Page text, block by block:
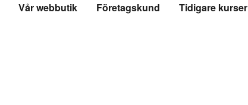
Vår webbutik Företagskund Tidigare kurser